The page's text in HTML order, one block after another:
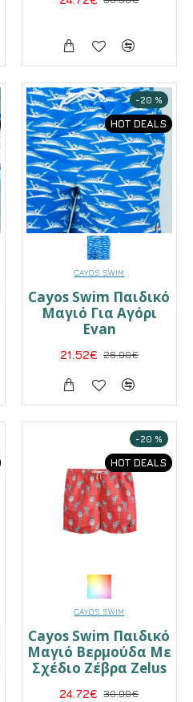
HOT DEALS
-20 %
CAYOS SWIM
Cayos Swim Παιδικό
Μαγιό Για Αγόρι
Evan
21.52€ 26.90€
HOT DEALS
-20 %
CAYOS SWIM
Cayos Swim Παιδικό
Μαγιό Βερμούδα Με
Σχέδιο Ζέβρα Zelus
24.72€ 30.90€